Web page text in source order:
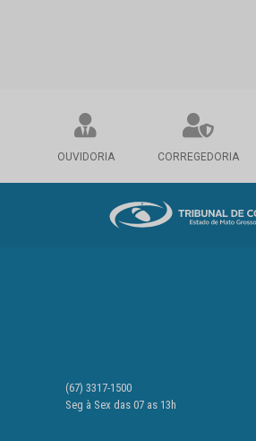
OUVIDORIA CORREGEDORIA
(67) 3317-1500
Seg à Sex das 07 as 13h